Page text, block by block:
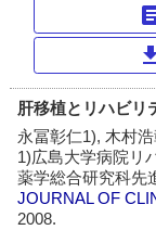
肝移植とリハビリ
永冨彰仁1), 木村
1)広島大学病院リ
薬学総合研究科先
JOURNAL OF
2008.